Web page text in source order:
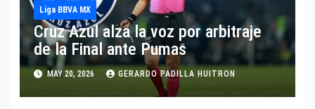
Liga BBVA MX
Cruz Azul alza la voz por arbitraje
de la Final ante Pumas
MAY 20, 2026 GERARDO PADILLA HUITRON